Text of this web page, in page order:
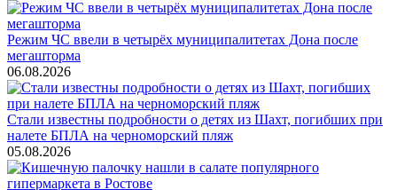
Режим ЧС ввели в четырёх муниципалитетах Дона после
мегашторма
06.08.2026
Стали известны подробности о детях из Шахт, погибших при
налете БПЛА на черноморский пляж
05.08.2026